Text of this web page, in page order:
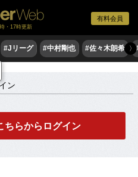
有料会員
・17時更新
#Jリーグ #中村剛也 #佐々木朗希 〉
ン
ちらからログイン